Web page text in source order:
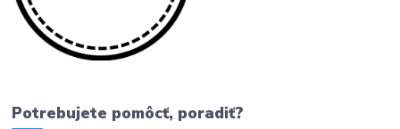
Potrebujete pomôcť, poradiť?